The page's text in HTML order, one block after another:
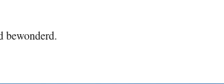
bewonderd.